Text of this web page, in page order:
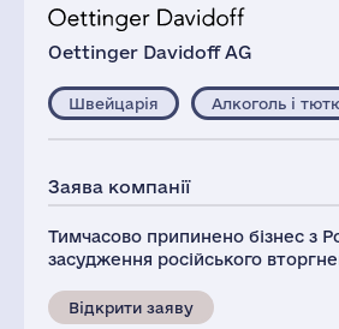
Oettinger Davidoff AG
Швейцарія Алкоголь і
Заява компанії
Тимчасово припинено бізнес з
засудження російського
Відкрити заяву